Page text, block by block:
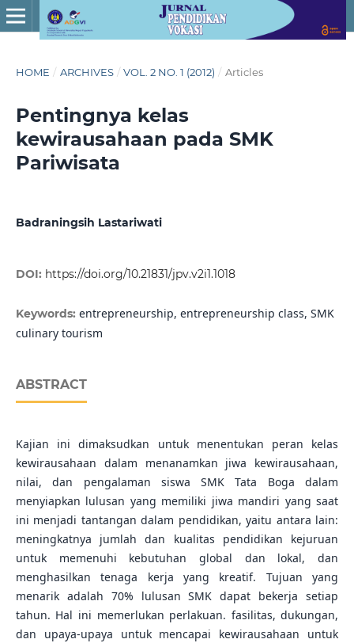
HOME / ARCHIVES / VOL. 2 NO. 1 (2012) / Articles
Pentingnya kelas
kewirausahaan pada SMK
Pariwisata
Badraningsih Lastariwati
DOI: https://doi.org/10.21831/jpv.v2i1.1018
Keywords: entrepreneurship, entrepreneurship class, SMK
culinary tourism
ABSTRACT
Kajian ini dimaksudkan untuk menentukan peran kelas
kewirausahaan dalam menanamkan jiwa kewirausahaan,
nilai, dan pengalaman siswa SMK Tata Boga dalam
menyiapkan lulusan yang memiliki jiwa mandiri yang saat
ini menjadi tantangan dalam pendidikan, yaitu antara lain:
meningkatnya jumlah dan kualitas pendidikan kejuruan
untuk memenuhi kebutuhan global dan lokal, dan
menghasilkan tenaga kerja yang kreatif. Tujuan yang
menarik adalah 70% lulusan SMK dapat bekerja setiap
tahun. Hal ini memerlukan perlakuan. fasilitas, dukungan,
dan upaya-upaya untuk mencapai kewirausahaan untuk